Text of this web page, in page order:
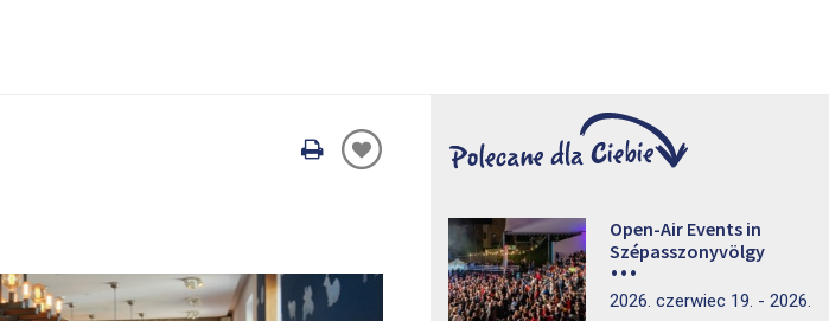
Oldal
Open-Air Events in
Szépasszonyvölgy
2026. czerwiec 19. - 2026.